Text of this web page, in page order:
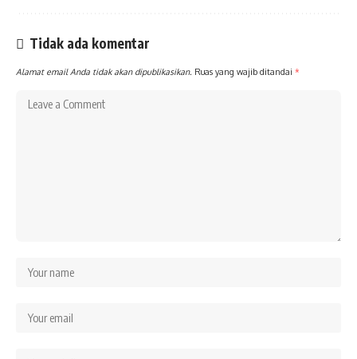
Tidak ada komentar
Alamat email Anda tidak akan dipublikasikan. Ruas yang wajib ditandai *